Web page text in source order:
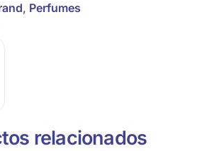
, Perfumes
relacionados